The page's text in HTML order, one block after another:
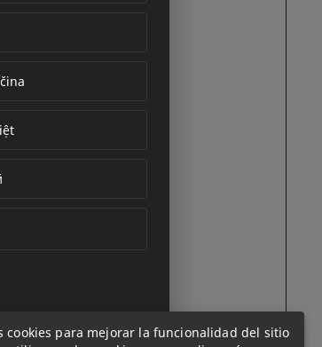
cookies para mejorar la funcionalidad del sitio